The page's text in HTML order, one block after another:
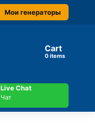
Мои генераторы
Cart
items
Live Chat
Чат